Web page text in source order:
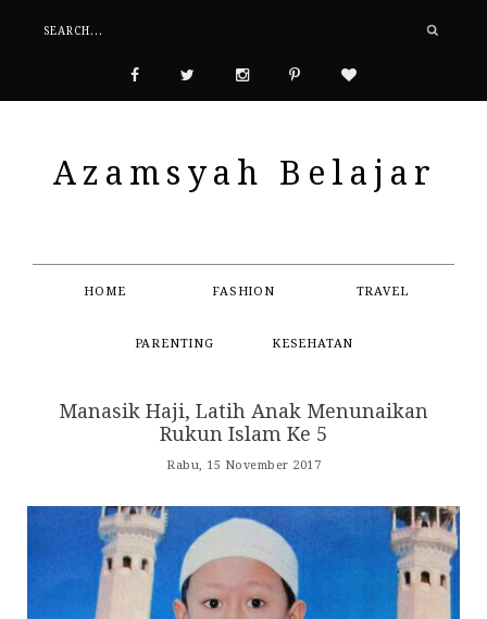
Azamsyah Belajar
HOME FASHION TRAVEL
PARENTING KESEHATAN
Manasik Haji, Latih Anak Menunaikan
Rukun Islam Ke 5
Rabu, 15 November 2017